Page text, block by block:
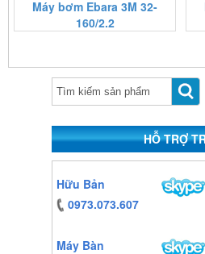
Máy bơm Ebara 3M 32-
160/2.2
https:/www.high-
endrolex.com/13
HỖ TRỢ
endrolex.com/13
Hữu Bản
0973.073.607
Máy Bàn